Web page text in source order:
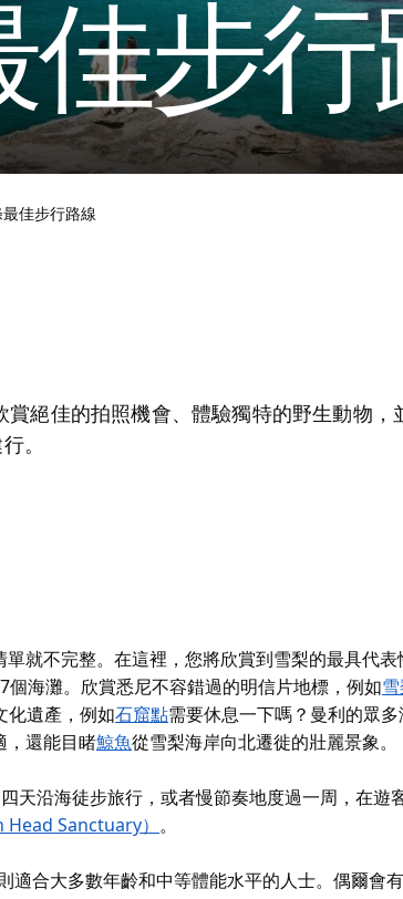
佳步
佳步行路線
絕佳的拍照機會、體驗獨特的野生動物，
。
就不完整。在這裡，您將欣賞到雪梨的最具代表
海灘。欣賞悉尼不容錯過的明信片地標，例如
化遺產，例如石窟點需要休息一下嗎？曼利的眾
，還能目睹鯨魚從雪梨海岸向北遷徙的壯麗景象。
天沿海徒步旅行，或者慢節奏地度過一周，在遊
Sanctuary） 。
合大多數年齡和中等體能水平的人士。偶爾會